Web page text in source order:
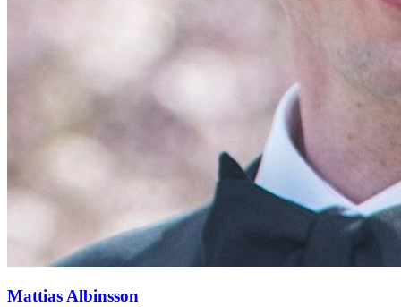
Mattias Albinsson